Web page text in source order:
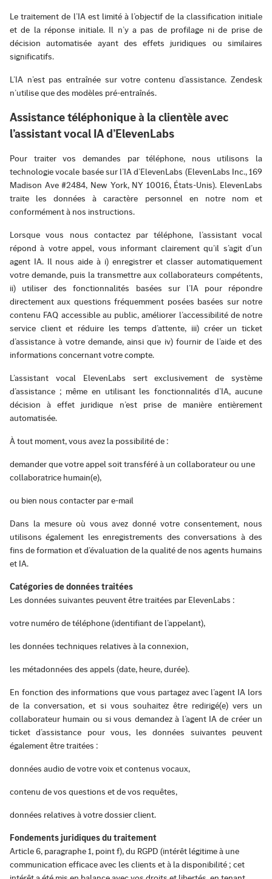
Le traitement de l’IA est limité à l’objectif de la classification initiale
et de la réponse initiale. Il n’y a pas de profilage ni de prise de
décision automatisée ayant des effets juridiques ou similaires
significatifs.
L’IA n’est pas entraînée sur votre contenu d’assistance. Zendesk
n’utilise que des modèles pré-entraînés.
Assistance téléphonique à la clientèle avec
l’assistant vocal IA d’ElevenLabs
Pour traiter vos demandes par téléphone, nous utilisons la
technologie vocale basée sur l’IA d’ElevenLabs (ElevenLabs Inc., 169
Madison Ave #2484, New York, NY 10016, États-Unis). ElevenLabs
traite les données à caractère personnel en notre nom et
conformément à nos instructions.
Lorsque vous nous contactez par téléphone, l’assistant vocal
répond à votre appel, vous informant clairement qu’il s’agit d’un
agent IA. Il nous aide à i) enregistrer et classer automatiquement
votre demande, puis la transmettre aux collaborateurs compétents,
ii) utiliser des fonctionnalités basées sur l’IA pour répondre
directement aux questions fréquemment posées basées sur notre
contenu FAQ accessible au public, améliorer l’accessibilité de notre
service client et réduire les temps d’attente, iii) créer un ticket
d’assistance à votre demande, ainsi que iv) fournir de l’aide et des
informations concernant votre compte.
L’assistant vocal ElevenLabs sert exclusivement de système
d’assistance ; même en utilisant les fonctionnalités d’IA, aucune
décision à effet juridique n’est prise de manière entièrement
automatisée.
À tout moment, vous avez la possibilité de :
demander que votre appel soit transféré à un collaborateur ou une
collaboratrice humain(e),
ou bien nous contacter par e-mail
Dans la mesure où vous avez donné votre consentement, nous
utilisons également les enregistrements des conversations à des
fins de formation et d’évaluation de la qualité de nos agents humains
et IA.
Catégories de données traitées
Les données suivantes peuvent être traitées par ElevenLabs :
votre numéro de téléphone (identifiant de l’appelant),
les données techniques relatives à la connexion,
les métadonnées des appels (date, heure, durée).
En fonction des informations que vous partagez avec l’agent IA lors
de la conversation, et si vous souhaitez être redirigé(e) vers un
collaborateur humain ou si vous demandez à l’agent IA de créer un
ticket d’assistance pour vous, les données suivantes peuvent
également être traitées :
données audio de votre voix et contenus vocaux,
contenu de vos questions et de vos requêtes,
données relatives à votre dossier client.
Fondements juridiques du traitement
Article 6, paragraphe 1, point f), du RGPD (intérêt légitime à une
communication efficace avec les clients et à la disponibilité ; cet